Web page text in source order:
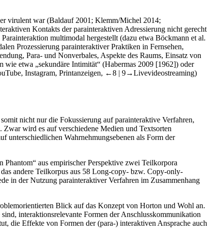
virulent war (Baldauf 2001 ; Klemm/Michel 2014;
Kontakts der parainteraktiven Adressierung nicht gerecht
multimodal hergestellt (dazu etwa Böckmann et al.
Prozessierung parainteraktiver Praktiken in Fernsehen,
Para- und Nonverbales, Aspekte des Raums, Einsatz von
wie etwa „sekundäre Intimität“ (Habermas 2009 [1962]) oder
Instagram, Printanzeigen, ←8 | 9→Livevideostreaming)
nicht nur die Fokussierung auf parainteraktive Verfahren,
wird es auf verschiedene Medien und Textsorten
unterschiedlichen Wahrnehmungsebenen als Form der
aus empirischer Perspektive zwei Teilkorpora
andere Teilkorpus aus 58 Long-copy- bzw. Copy-only-
in der Nutzung parainteraktiver Verfahren im Zusammenhang
Blick auf das Konzept von Horton und Wohl an.
interaktionsrelevante Formen der Anschlusskommunikation
die Effekte von Formen der (para-) interaktiven Ansprache auch